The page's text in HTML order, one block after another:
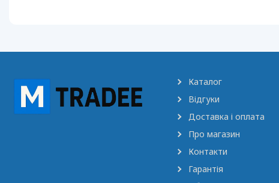
Каталог
Відгуки
Доставка і оплата
Про магазин
Контакти
Гарантія